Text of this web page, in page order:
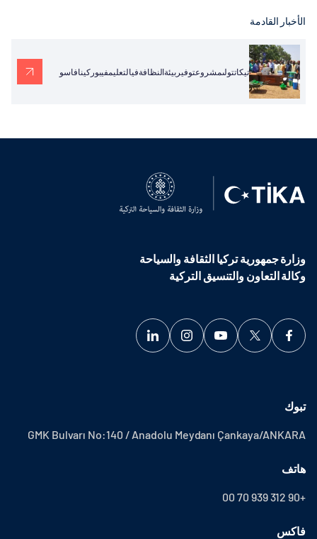
الأخبار القادمة
تيكاتتولىمشروعتوفيربيئةالنظافةفيالتعليمفيبوركينافاسو
وزارة جمهورية تركيا الثقافة والسياحة
وكالة التعاون والتنسيق التركية
تبوك
GMK Bulvarı No:140 / Anadolu Meydanı Çankaya/ANKARA
هاتف
+90 312 939 70 00
فاكس